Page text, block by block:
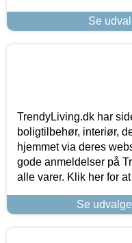
Se
TrendyLiving.dk har
boligtilbehør, interiør,
hjemmet via deres
gode anmeldelser på
alle varer. Klik her for
Se